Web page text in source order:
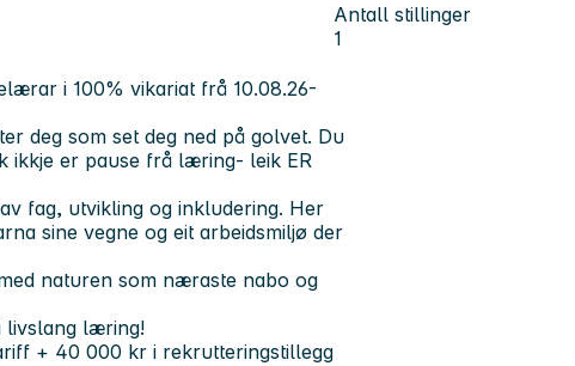
Antall stillinger
1
i 100% vikariat frå 10.08.26-
deg som set deg ned på golvet. Du
ikkje er pause frå læring- leik ER
fag, utvikling og inkludering. Her
sine vegne og eit arbeidsmiljø der
naturen som næraste nabo og
livslang læring!
+ 40 000 kr i rekrutteringstillegg